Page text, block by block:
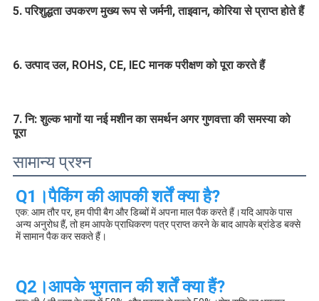
5. परिशुद्धता उपकरण मुख्य रूप से जर्मनी, ताइवान, कोरिया से प्राप्त होते हैं
6. उत्पाद उल, ROHS, CE, IEC मानक परीक्षण को पूरा करते हैं
7. नि: शुल्क भागों या नई मशीन का समर्थन अगर गुणवत्ता की समस्या को
पूरा
सामान्य प्रश्न
Q1।पैकिंग की आपकी शर्तें क्या है?
एक: आम तौर पर, हम पीपी बैग और डिब्बों में अपना माल पैक करते हैं।यदि आपके पास
अन्य अनुरोध हैं, तो हम आपके प्राधिकरण पत्र प्राप्त करने के बाद आपके ब्रांडेड बक्से
में सामान पैक कर सकते हैं।
Q2।आपके भुगतान की शर्तें क्या हैं?